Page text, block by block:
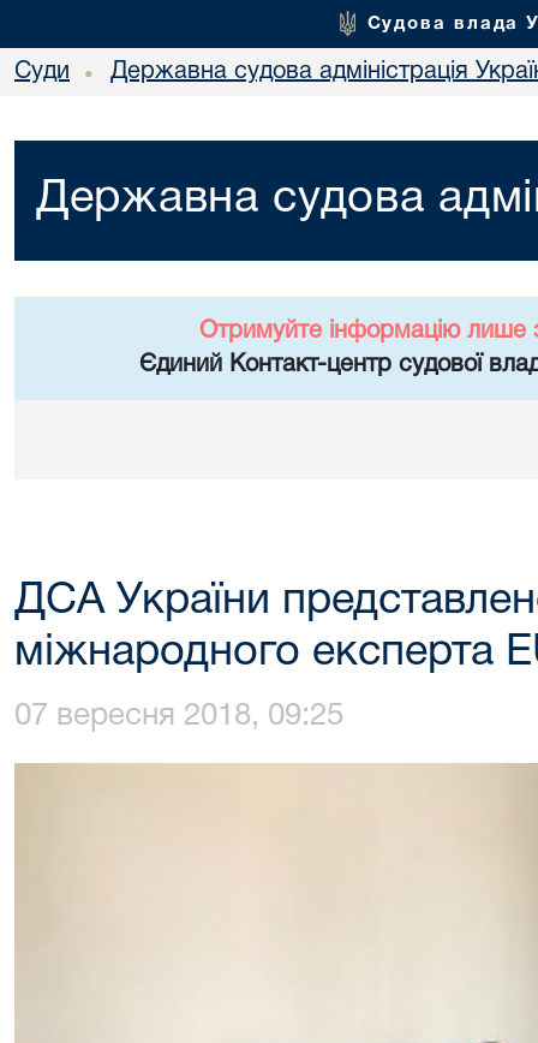
Судова влада
Суди • Державна судова адміністрація
Державна судова
Отримуйте інформацію лише
Єдиний Контакт-центр судової
ДСА України
міжнародного експерта
07 вересня 2018, 09:25